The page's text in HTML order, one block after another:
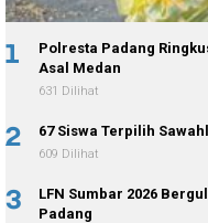
1
Polresta Padang
Asal Medan
631 Dilihat
2 67 Siswa Terpilih
609 Dilihat
3
LFN Sumbar 2026
Padang